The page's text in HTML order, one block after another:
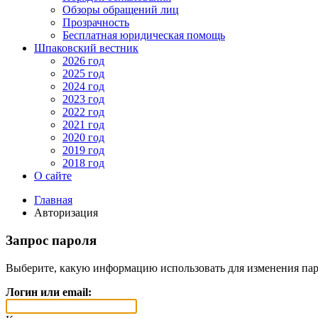
Обзоры обращений лиц
Прозрачность
Бесплатная юридическая помощь
Шпаковский вестник
2026 год
2025 год
2024 год
2023 год
2022 год
2021 год
2020 год
2019 год
2018 год
О сайте
Главная
Авторизация
Запрос пароля
Выберите, какую информацию использовать для изменения
Логин или email: